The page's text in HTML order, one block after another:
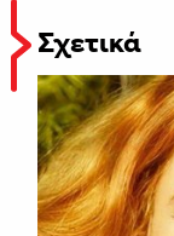
Σχετικά